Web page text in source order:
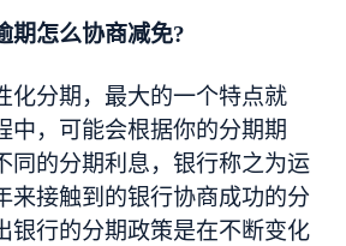
期怎么协商减免?
化分期，最大的一个特点就
中，可能会根据你的分期期
同的分期利息，银行称之为运
来接触到的银行协商成功的分
银行的分期政策是在不断变化